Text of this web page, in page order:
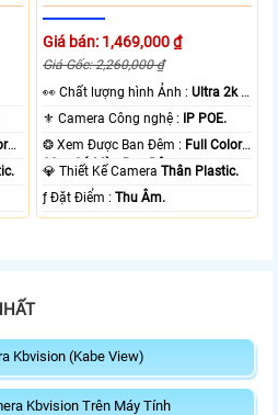
Giá bán: 1,469,000 ₫
Giá Gốc: 2,260,000 ₫
️👀 Chất lượng hình Ảnh :Ultra 2k +
⚜️ Camera Công nghệ : IP POE.
❂ Xem Được Ban Đêm : Full Color
30m Có Màu Ban Ðêm.
💎 Thiết Kế CameraThân Plastic.
️ƒ Đặt Điểm :Thu Âm.
Kbvision (Kabe View)
Kbvision Trên Máy Tính